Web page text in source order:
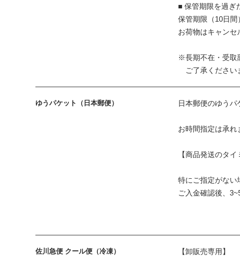
■ 保管期限を過ぎ
保管期限（10日間
お荷物はキャンセ
※長期不在・受取
ご了承ください
ゆうパケット（日本郵便） 日本郵便のゆうパ
お時間指定は承れ
【商品発送のタイ
特にご指定がない
ご入金確認後、
佐川急便 クール便（冷凍）
【卸販売専用】